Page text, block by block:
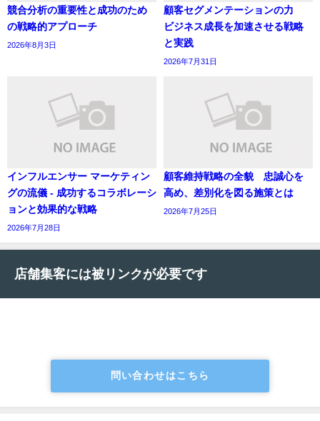
競合分析の重要性と成功のため
の戦略的アプローチ
2026年8月3日
顧客セグメンテーションの力
ビジネス成長を加速させる戦略
と実践
2026年7月31日
インフルエンサー マーケティン
グの流儀 - 成功するコラボレーシ
ョンと効果的な戦略
2026年7月28日
顧客維持戦略の全貌 忠誠心を
高め、差別化を図る施策とは
2026年7月25日
店舗集客には被リンクが必要です
問い合わせはこちら